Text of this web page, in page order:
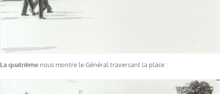
La quatrième nous montre le Général traversant la place :